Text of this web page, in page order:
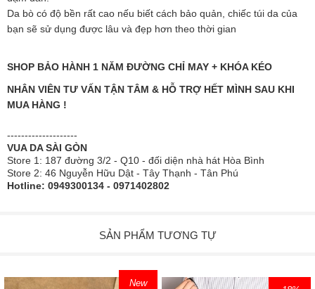
Da bò có độ bền rất cao nếu biết cách bảo quản, chiếc túi da của
bạn sẽ sử dụng được lâu và đẹp hơn theo thời gian
SHOP BẢO HÀNH 1 NĂM ĐƯỜNG CHỈ MAY + KHÓA KÉO
NHÂN VIÊN TƯ VẤN TẬN TÂM & HỖ TRỢ HẾT MÌNH SAU KHI
MUA HÀNG !
--------------------
VUA DA SÀI GÒN
Store 1: 187 đường 3/2 - Q10 - đối diện nhà hát Hòa Bình
Store 2: 46 Nguyễn Hữu Dật - Tây Thạnh - Tân Phú
Hotline: 0949300134 - 0971402802
SẢN PHẨM TƯƠNG TỰ
New